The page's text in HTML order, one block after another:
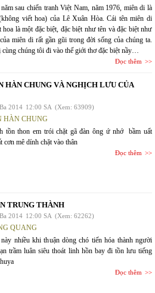
sau chiến tranh Việt Nam, năm 1976, miên di là
viết hoa) của Lê Xuân Hòa. Cái tên miên di
hoa là một đặc biệt, đặc biệt như tên và đặc biệt như
miên di rất gần gũi trong đời sống của chúng ta.
chúng tôi đi vào thế giới thơ đặc biệt nầy…
Đọc thêm
HÀN CHUNG VÀ NGHỊCH LƯU CỦA
2014 12:00 SA (Xem: 63909)
HÀN CHUNG
tồn thon em trói chặt gã đàn ông ứ nhớ bầm uất
cơn mê dính chặt vào thân
Đọc thêm
TRUNG THÀNH
2014 12:00 SA (Xem: 62262)
QUANG
nhiều khi thuận dòng chó tiến hóa thành người
trầm luân siêu thoát linh hồn bay đi tồn lưu tiếng
Đọc thêm